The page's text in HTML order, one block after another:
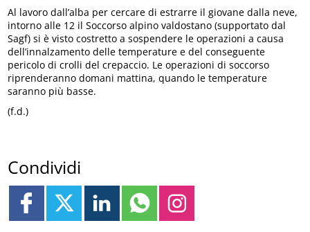
Al lavoro dall’alba per cercare di estrarre il giovane dalla neve,
intorno alle 12 il Soccorso alpino valdostano (supportato dal
Sagf) si è visto costretto a sospendere le operazioni a causa
dell’innalzamento delle temperature e del conseguente
pericolo di crolli del crepaccio. Le operazioni di soccorso
riprenderanno domani mattina, quando le temperature
saranno più basse.
(f.d.)
Condividi